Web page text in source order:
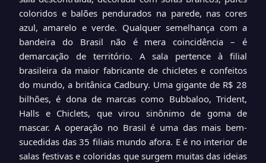
coloridos e balões pendurados na parede, nas cores
azul, amarelo e verde. Qualquer semelhança com a
bandeira do Brasil não é mera coincidência – é
demarcação de território. A sala pertence à filial
brasileira da maior fabricante de chicletes e confeitos
do mundo, a britânica Cadbury. Uma gigante de R$ 28
bilhões, é dona de marcas como Bubbaloo, Trident,
Halls e Chiclets, que virou sinônimo de goma de
mascar. A operação no Brasil é uma das mais bem-
sucedidas das 35 filiais mundo afora. E é no interior de
salas festivas e coloridas que surgem muitas das ideias